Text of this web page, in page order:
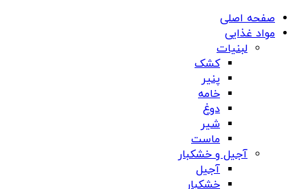
صفحه اصلی
مواد غذایی
لبنیات
کشک
پنیر
خامه
دوغ
شیر
ماست
آجیل و خشکبار
آجیل
خشکبار